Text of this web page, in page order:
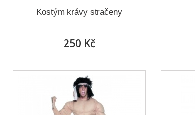
Kostým krávy stračeny
250 Kč